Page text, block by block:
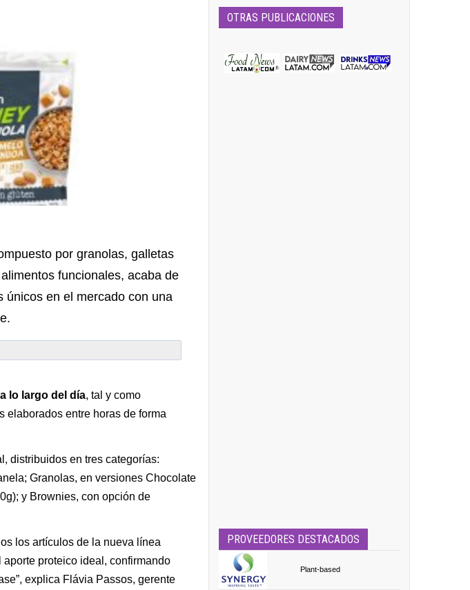
por granolas, galletas
funcionales, acaba de
únicos en el mercado con una
lo largo del día, tal y como
elaborados entre horas de forma
distribuidos en tres categorías:
Granolas, en versiones Chocolate
y Brownies, con opción de
los artículos de la nueva línea
proteico ideal, confirmando
explica Flávia Passos, gerente
OTRAS PUBLICACIONES
PROVEEDORES DESTACADOS
Plant-based